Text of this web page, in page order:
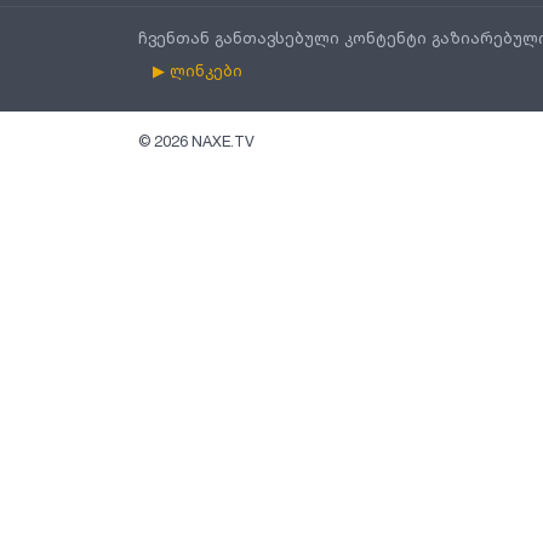
ჩვენთან განთავსებული კონტენტი
▶ ლინკები
© 2026 NAXE.TV